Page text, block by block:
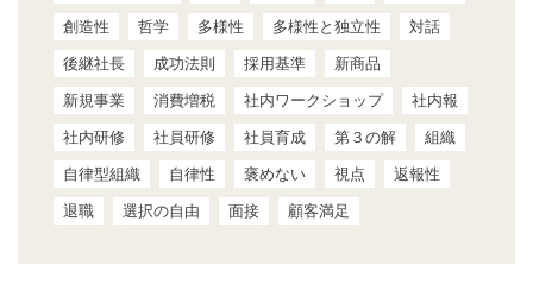
創造性
哲学 多様性 多様性と独立性
対話
後継社長
成功法則 採用基準
新商品
新規事業
消費増税 社内ワークショップ
社内報
社内研修
社員研修 社員育成 第３の解
組織
自律型組織
自律性 褒めない 視点
返報性
退職
選択の自由 面接 顧客満足